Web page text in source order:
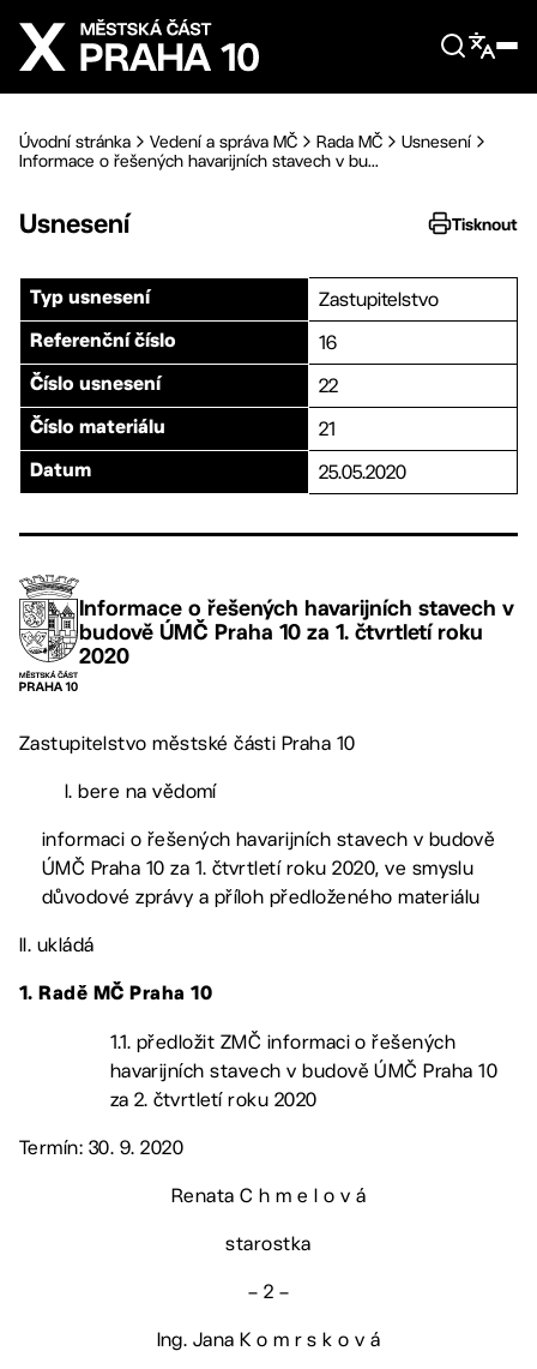
Přejít na hlavní obsah
Úvodní stránka Vedení a správa MČ Rada MČ
Usnesení
Informace o řešených havarijních stavech v bu...
Usnesení Tisknout
Typ usnesení Zastupitelstvo
Referenční číslo 16
Číslo usnesení 22
Číslo materiálu 21
Datum 25.05.2020
Informace o řešených havarijních stavech v
budově ÚMČ Praha 10 za 1. čtvrtletí roku
2020
Zastupitelstvo městské části Praha 10
I. bere na vědomí
informaci o řešených havarijních stavech v budově
ÚMČ Praha 10 za 1. čtvrtletí roku 2020, ve smyslu
důvodové zprávy a příloh předloženého materiálu
II. ukládá
1. Radě MČ Praha 10
1.1. předložit ZMČ informaci o řešených
havarijních stavech v budově ÚMČ Praha 10
za 2. čtvrtletí roku 2020
Termín: 30. 9. 2020
Renata C h m e l o v á
starostka
– 2 –
Ing. Jana K o m r s k o v á